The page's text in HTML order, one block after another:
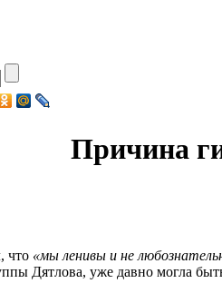
Причина
что «мы ленивы и не
Дятлова, уже давно могла